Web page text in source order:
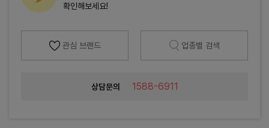
확인해보세요!
관심 브랜드 업종별 검색
상담문의 1588-6911